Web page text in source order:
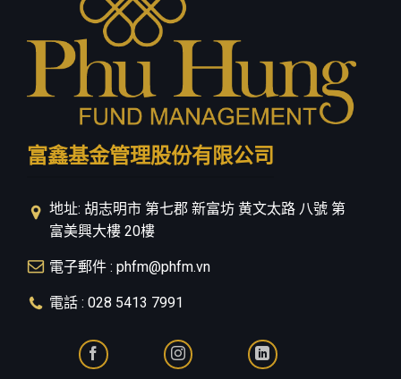
富鑫基金管理股份有限公司
地址: 胡志明市 第七郡 新富坊 黄文太路 八號 第
富美興大樓 20樓
電子郵件 : phfm@phfm.vn
電話 : 028 5413 7991